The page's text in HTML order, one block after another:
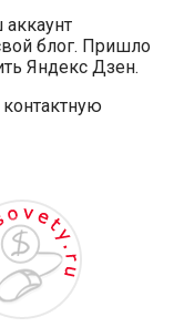
блог. Пришло
Яндекс Дзен.